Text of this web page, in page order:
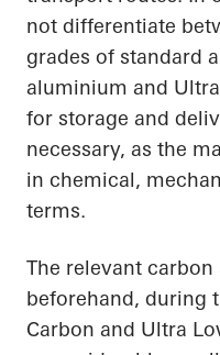
not differentiate
grades of standard
aluminium and
for storage and
necessary, as the
in chemical,
terms.
The relevant
beforehand, during
Carbon and Ultra